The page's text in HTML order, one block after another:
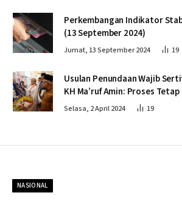
Perkembangan Indikator
(13 September 2024)
Jumat, 13 September 2024 19
Usulan Penundaan Wajib Sertifikasi
KH Ma’ruf Amin: Proses
Penahapan
Selasa, 2 April 2024 19
NASIONAL